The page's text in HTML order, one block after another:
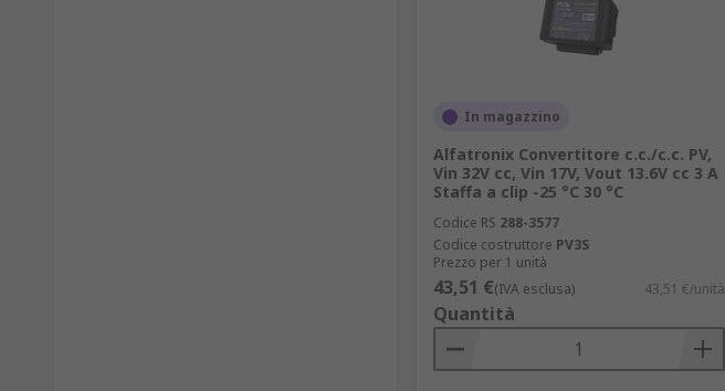
In magazzino
Alfatronix Convertitore c.c./c.c. PV,
Vin 32V cc, Vin 17V, Vout 13.6V cc 3 A
Staffa a clip -25 °C 30 °C
Codice RS 288-3577
Codice costruttore PV3S
Prezzo per 1 unità
43,51 €(IVA esclusa) 43,51 €/unità
Quantità